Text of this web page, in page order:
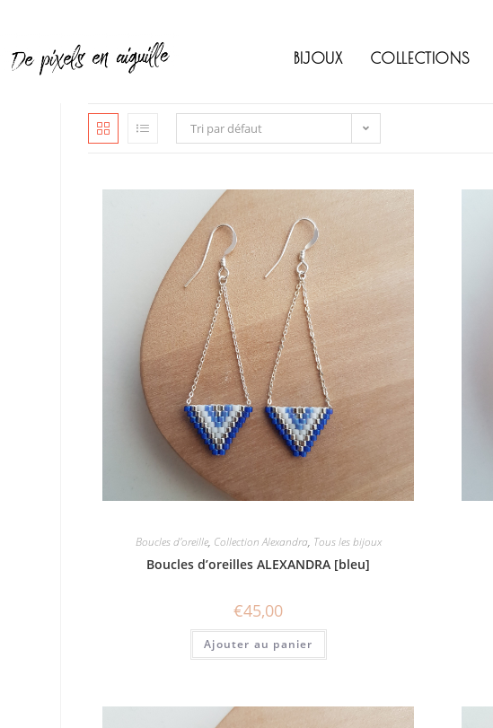
content
BIJOUX COLLECTIONS
Tri par défaut
Boucles d'oreille, Collection Alexandra, Tous les bijoux
Boucles d’oreilles ALEXANDRA [bleu]
€45,00
Ajouter au panier